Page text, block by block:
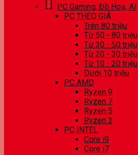
PC Gaming, Đồ Hoạ, AI
PC THEO GIÁ
Trên 80 triệu
Từ 50 - 80 triệu
Từ 30 - 50 triệu
Từ 20 - 30 triệu
Từ 10 - 20 triệu
Dưới 10 triệu
PC AMD
Ryzen 9
Ryzen 7
Ryzen 5
Ryzen 3
PC INTEL
Core i9
Core i7